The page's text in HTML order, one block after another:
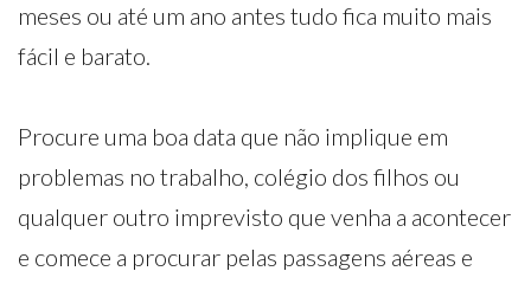
meses ou até um ano antes tudo fica muito mais
fácil e barato.
Procure uma boa data que não implique em
problemas no trabalho, colégio dos filhos ou
qualquer outro imprevisto que venha a acontecer
e comece a procurar pelas passagens aéreas e